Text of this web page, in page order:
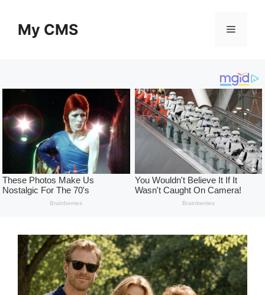
contentMy CMS Menu